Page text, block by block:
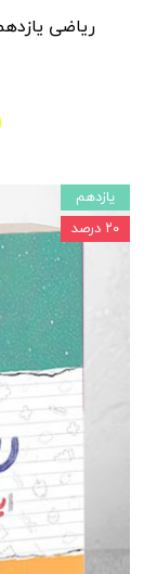
ریاضی
یازدهم
۲۰ درصد